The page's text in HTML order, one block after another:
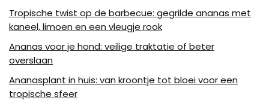
Tropische twist op de barbecue: gegrilde ananas met
kaneel, limoen en een vleugje rook
Ananas voor je hond: veilige traktatie of beter
overslaan
Ananasplant in huis: van kroontje tot bloei voor een
tropische sfeer